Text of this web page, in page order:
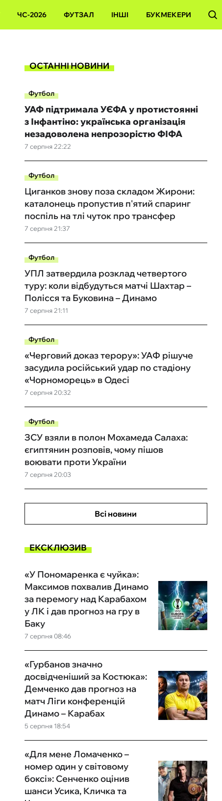
ЧС-2026 ФУТЗАЛ ІНШІ БУКМЕКЕРИ
ОСТАННІ НОВИНИ
Футбол
7 серпня 22:22
УАФ підтримала УЄФА у протистоянні
з Інфантіно: українська організація
незадоволена непрозорістю ФІФА
Футбол
7 серпня 21:37
Циганков знову поза складом Жирони:
каталонець пропустив п'ятий спаринг
поспіль на тлі чуток про трансфер
Футбол
7 серпня 21:11
УПЛ затвердила розклад четвертого
туру: коли відбудуться матчі Шахтар –
Полісся та Буковина – Динамо
Футбол
7 серпня 20:32
«Черговий доказ терору»: УАФ рішуче
засудила російський удар по стадіону
«Чорноморець» в Одесі
Футбол
7 серпня 20:03
ЗСУ взяли в полон Мохамеда Салаха:
єгиптянин розповів, чому пішов
воювати проти України
Всі новини
ЕКСКЛЮЗИВ
7 серпня 08:46
«У Пономаренка є чуйка»:
Максимов похвалив Динамо
за перемогу над Карабахом
у ЛК і дав прогноз на гру в
Баку
5 серпня 18:54
«Гурбанов значно
досвідченіший за Костюка»:
Демченко дав прогноз на
матч Ліги конференцій
Динамо – Карабах
«Для мене Ломаченко –
номер один у світовому
боксі»: Сенченко оцінив
шанси Усика, Кличка та